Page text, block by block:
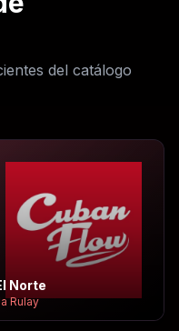
del catálogo
Norte
Rulay